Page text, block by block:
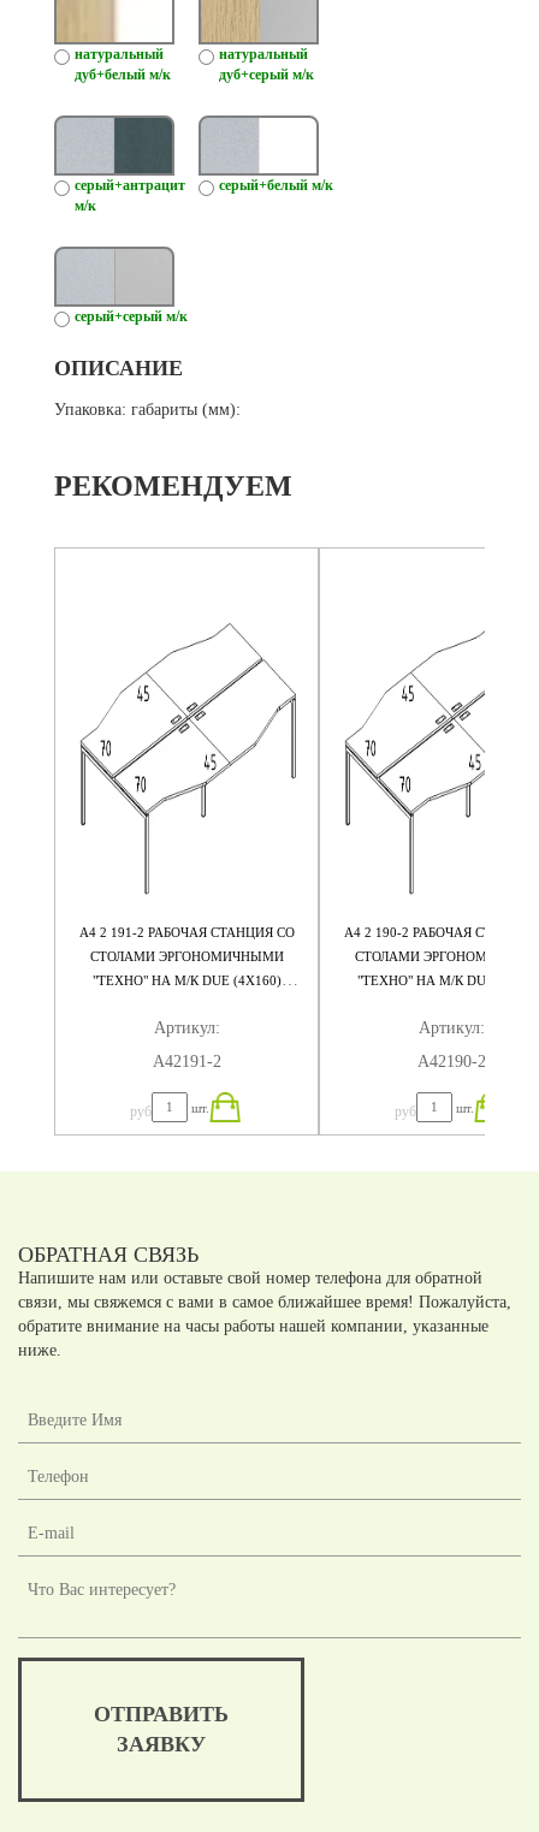
натуральный
дуб+белый м/к
натуральный
дуб+серый м/к
серый+антрацит
м/к
серый+белый м/к
серый+серый м/к
ОПИСАНИЕ
Упаковка: габариты (мм):
РЕКОМЕНДУЕМ
А4 2 191-2 РАБОЧАЯ СТАНЦИЯ СО
СТОЛАМИ ЭРГОНОМИЧНЫМИ
"ТЕХНО" НА М/К DUE (4Х160)
Артикул:
А42191-2
руб шт.
А4 2 190-2 РАБОЧАЯ
СТОЛАМИ
"ТЕХНО" НА М/К DUE
Артикул:
А42190-2
руб шт.
ОБРАТНАЯ СВЯЗЬ
Напишите нам или оставьте свой номер телефона для обратной
связи, мы свяжемся с вами в самое ближайшее время! Пожалуйста,
обратите внимание на часы работы нашей компании, указанные
ниже.
ОТПРАВИТЬ
ЗАЯВКУ